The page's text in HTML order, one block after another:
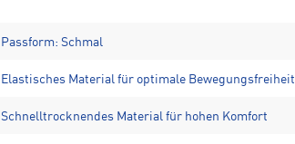
Passform: Schmal
Elastisches Material für optimale Bewegungsfreiheit
Schnelltrocknendes Material für hohen Komfort